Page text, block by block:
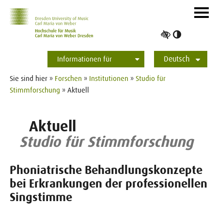
Informationen für
Studierende
Bewerber*innen
International
Presse
Alumni
Deutsch
ein-/
Sie sind hier » Forschen » Institutionen » Studio für
Stimmforschung » Aktuell
Aktuell
Studio für Stimmforschung
Phoniatrische Behandlungskonzepte
bei Erkrankungen der professionellen
Singstimme